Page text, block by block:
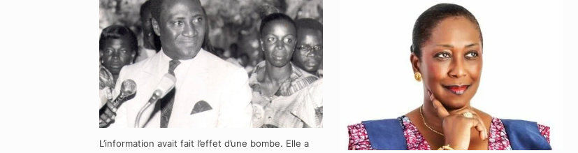
L’information avait fait l’effet d’une bombe. Elle a